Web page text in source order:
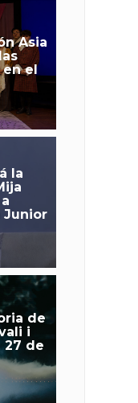
Asia
en el
la
Junior
de
i
27 de